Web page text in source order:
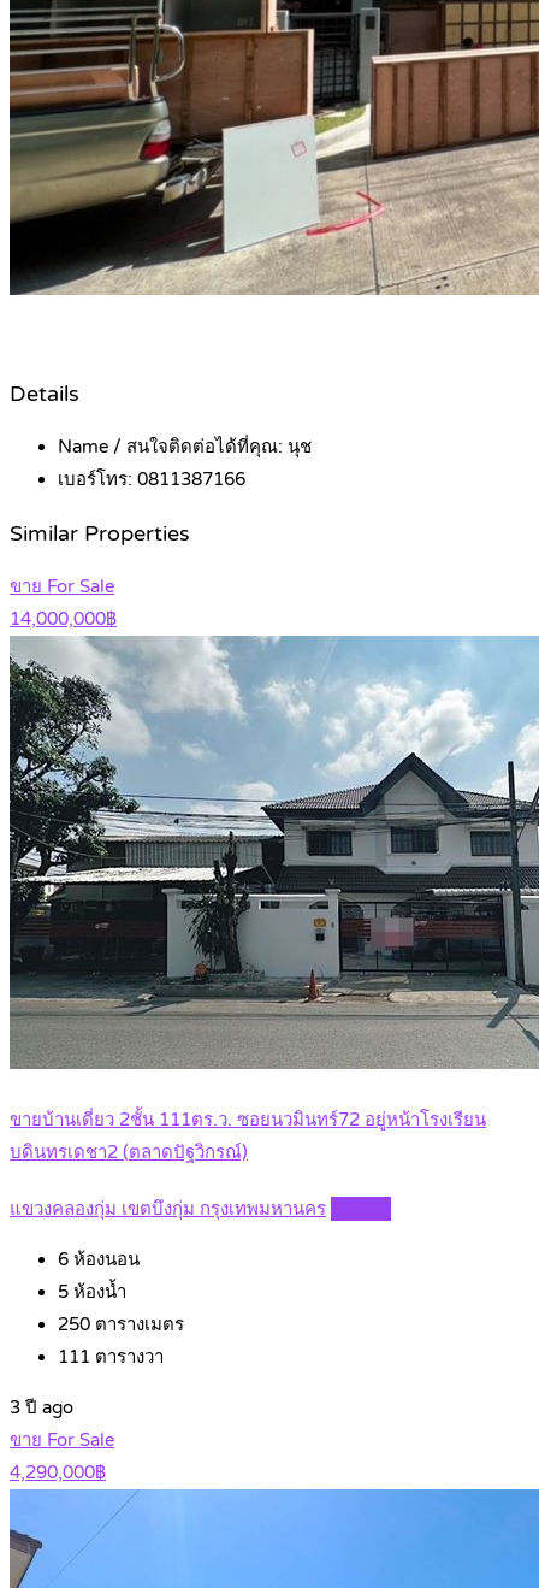
Details
Name / สนใจติดต่อได้ที่คุณ: นุช
เบอร์โทร: 0811387166
Similar Properties
ขาย For Sale
14,000,000฿
ขายบ้านเดี่ยว 2ชั้น 111ตร.ว. ซอยนวมินทร์72 อยู่หน้าโรงเรียน
บดินทรเดชา2 (ตลาดปัฐวิกรณ์)
แขวงคลองกุ่ม เขตบึงกุ่ม กรุงเทพมหานคร
6 ห้องนอน
5 ห้องน้ำ
250 ตารางเมตร
111 ตารางวา
3 ปี ago
ขาย For Sale
4,290,000฿